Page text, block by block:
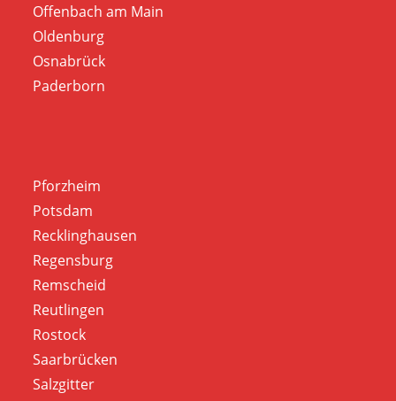
Offenbach am Main
Oldenburg
Osnabrück
Paderborn
Pforzheim
Potsdam
Recklinghausen
Regensburg
Remscheid
Reutlingen
Rostock
Saarbrücken
Salzgitter